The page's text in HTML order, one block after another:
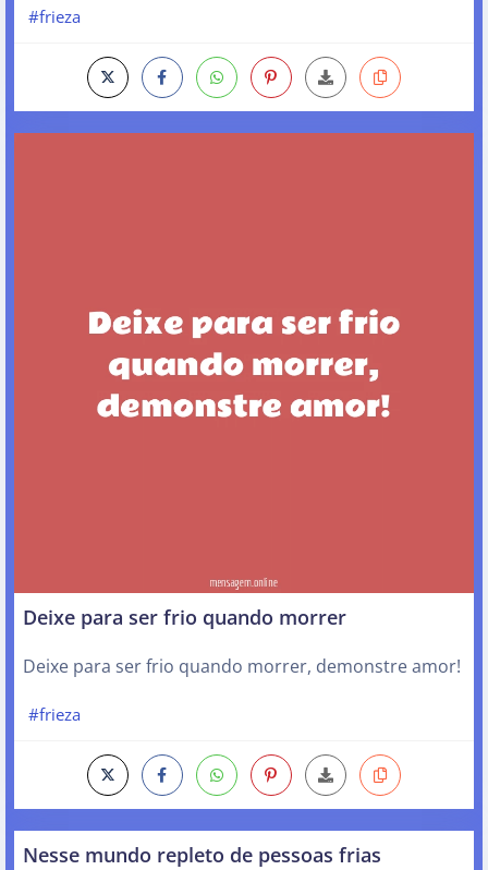
#frieza
Deixe para ser frio quando morrer
Deixe para ser frio quando morrer, demonstre amor!
#frieza
Nesse mundo repleto de pessoas frias